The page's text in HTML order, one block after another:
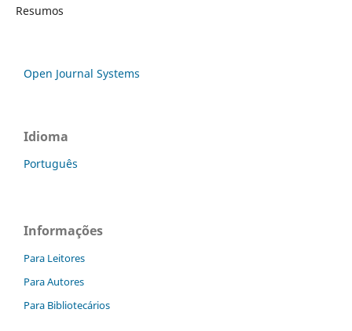
Resumos
Open Journal Systems
Idioma
Português
Informações
Para Leitores
Para Autores
Para Bibliotecários